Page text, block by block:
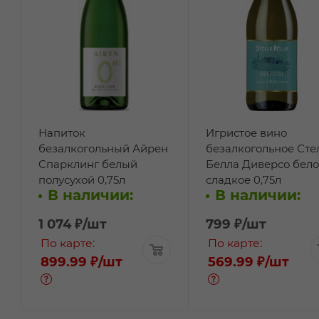
Напиток
безалкогольный Айрен
Спарклинг белый
полусухой 0,75л
В наличии:
1 074 ₽/шт
По карте:
899.99 ₽/шт
Игристое вино
безалкогольное
Белла Диверсо
сладкое 0,75л
В наличии:
799 ₽/шт
По карте:
569.99 ₽/шт